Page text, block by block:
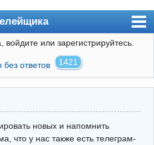
войдите или зарегистрируйтесь.
ответов 1421
новых и напомнить
что у нас также есть телеграм-